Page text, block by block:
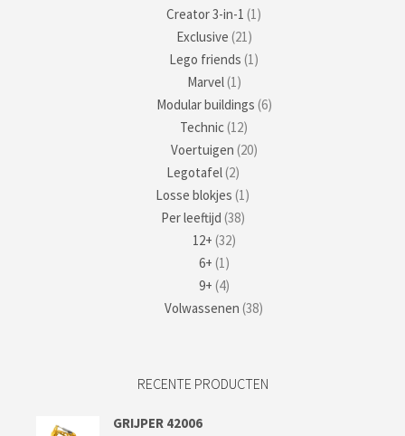
Creator 3-in-1 (1)
Exclusive (21)
Lego friends (1)
Marvel(1)
Modular buildings (6)
Technic(12)
Voertuigen (20)
Legotafel(2)
Losse blokjes (1)
Per leeftijd (38)
12+ (32)
6+ (1)
9+ (4)
Volwassenen (38)
RECENTE PRODUCTEN
GRIJPER 42006